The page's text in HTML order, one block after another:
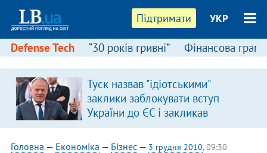
Підтримати УКР
Defense Tech “30 років гривні” Фінансова
Туск назвав "ідіотськими"
заклики заблокувати вступ
України до ЄС і закликав
припинити антиукраїнську
риторику
Головна — Економіка — Бізнес— 3 грудня 2010, 09:30